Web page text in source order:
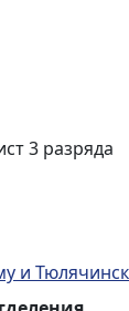
3 разряда
и